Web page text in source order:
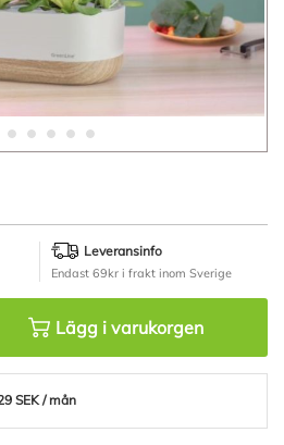
Leveransinfo
Endast 69kr i frakt inom Sverige
Lägg i varukorgen
SEK / mån